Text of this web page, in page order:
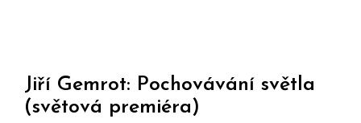
Jiří Gemrot: Pochovávání světla
(světová premiéra)